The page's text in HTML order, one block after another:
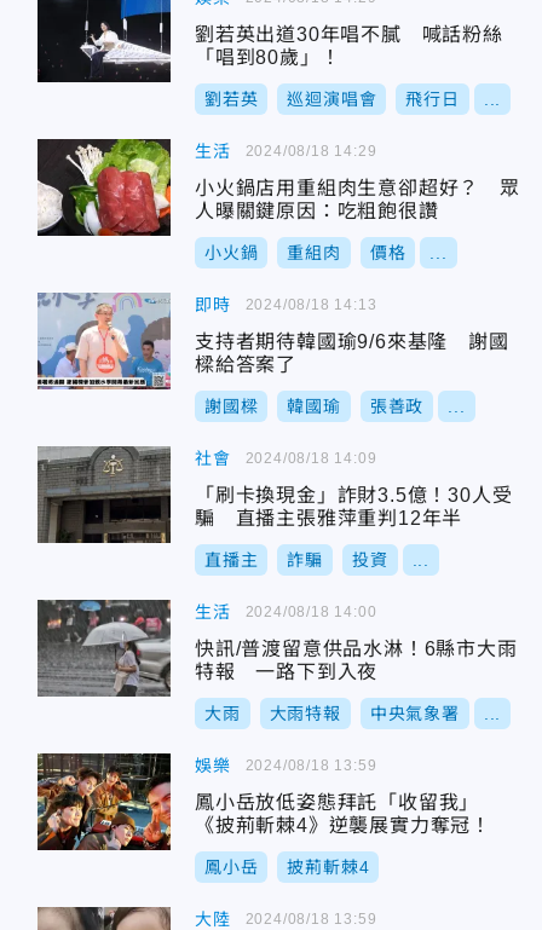
劉若英出道30年唱不膩 喊話粉絲
「唱到80歲」！
劉若英 巡迴演唱會 飛行日
生活
小火鍋店用重組肉生意卻超好？ 眾
人曝關鍵原因：吃粗飽很讚
小火鍋 重組肉 價格
2024/08/18 14:29
即時
支持者期待韓國瑜9/6來基隆 謝國
樑給答案了
謝國樑 韓國瑜 張善政
2024/08/18 14:13
社會
「刷卡換現金」詐財3.5億！30人受
騙 直播主張雅萍重判12年半
直播主 詐騙 投資
2024/08/18 14:09
生活
快訊/普渡留意供品水淋！6縣市大雨
特報 一路下到入夜
大雨 大雨特報 中央氣象署
2024/08/18 14:00
娛樂
鳳小岳放低姿態拜託「收留我」
《披荊斬棘4》逆襲展實力奪冠！
鳳小岳 披荊斬棘4
2024/08/18 13:59
大陸 2024/08/18 13:59